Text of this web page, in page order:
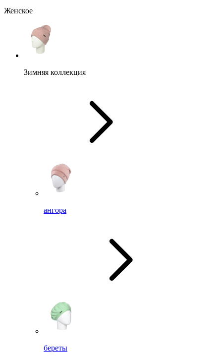
Женское
Зимняя коллекция
ангора
береты